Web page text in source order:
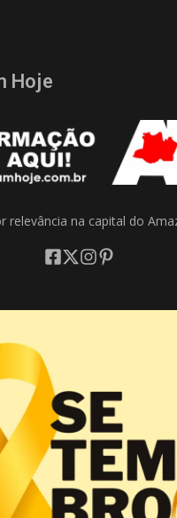
Hoje
relevância na capital do